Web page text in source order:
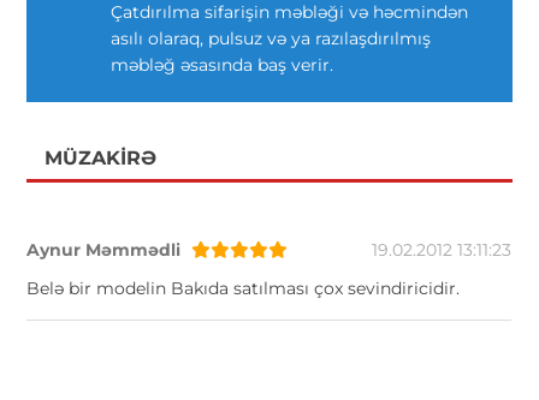
Çatdırılma sifarişin məbləği və həcmindən
asılı olaraq, pulsuz və ya razılaşdırılmış
məbləğ əsasında baş verir.
MÜZAKIRƏ
Aynur Məmmədli
19.02.2012 13:11:23
Belə bir modelin Bakıda satılması çox sevindiricidir.